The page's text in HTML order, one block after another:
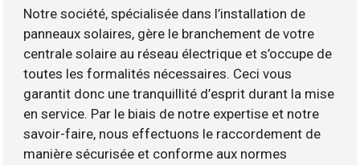
Notre société, spécialisée dans l’installation de
panneaux solaires, gère le branchement de votre
centrale solaire au réseau électrique et s’occupe de
toutes les formalités nécessaires. Ceci vous
garantit donc une tranquillité d’esprit durant la mise
en service. Par le biais de notre expertise et notre
savoir-faire, nous effectuons le raccordement de
manière sécurisée et conforme aux normes